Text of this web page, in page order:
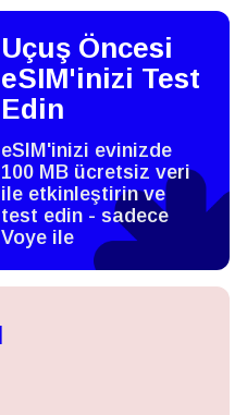
Uçuş Öncesi
eSIM'inizi Test
Edin
eSIM'inizi evinizde
100 MB ücretsiz veri
ile etkinleştirin ve
test edin - sadece
Voye ile